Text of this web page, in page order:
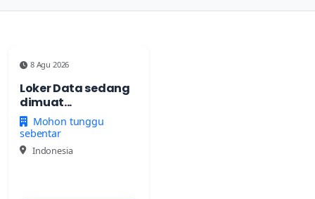
8 Agu 2026
Loker Data sedang
dimuat...
Mohon tunggu
sebentar
Indonesia